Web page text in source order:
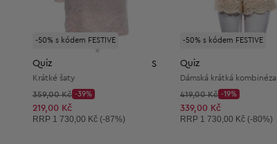
-50% s kódem FESTIVE
Quiz S
Krátké šaty
Původní cena:
359,00 Kč
Discount Price:
-39%
Snížená cena:
219,00 Kč
Doporučená cena:
RRP 1 730,00 Kč (-87%)
-50% s kódem FESTIVE
Quiz
Dámská krátká kombinéza
Původní cena:
419,00 Kč
Discount Price:
-19%
Snížená cena:
339,00 Kč
Doporučená cena:
RRP 1 730,00 Kč (-80%)